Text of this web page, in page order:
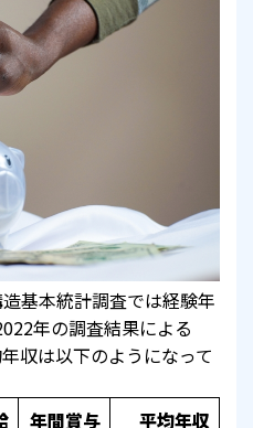
基本統計調査では経験年
年の調査結果による
収は以下のようになって
年間賞与
平均年収